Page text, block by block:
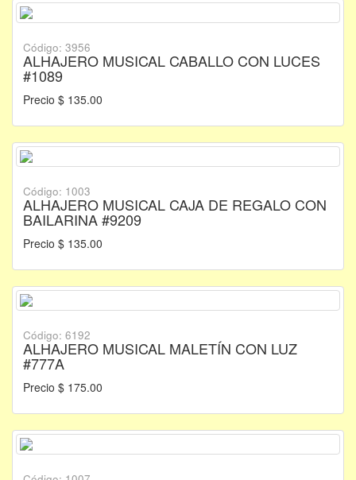
Código: 3956
ALHAJERO MUSICAL CABALLO CON LUCES
#1089
Precio $ 135.00
Código: 1003
ALHAJERO MUSICAL CAJA DE REGALO CON
BAILARINA #9209
Precio $ 135.00
Código: 6192
ALHAJERO MUSICAL MALETÍN CON LUZ
#777A
Precio $ 175.00